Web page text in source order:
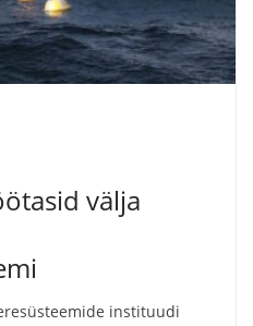
välja
instituudi